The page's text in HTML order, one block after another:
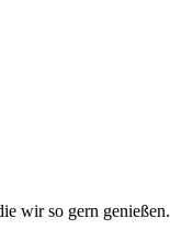
wir so gern genießen.